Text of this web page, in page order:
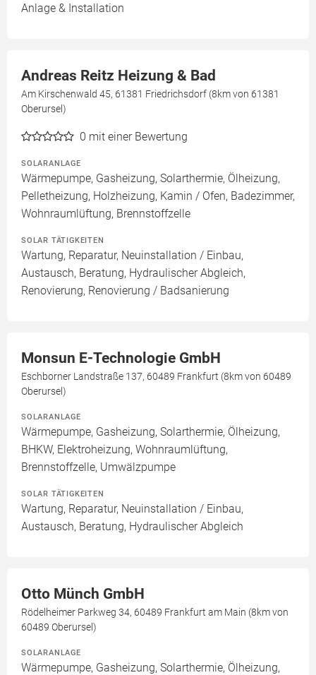
Anlage & Installation
Andreas Reitz Heizung & Bad
Am Kirschenwald 45, 61381 Friedrichsdorf (8km von 61381
Oberursel)
0 mit einer Bewertung
SOLARANLAGE
Wärmepumpe, Gasheizung, Solarthermie, Ölheizung,
Pelletheizung, Holzheizung, Kamin / Ofen, Badezimmer,
Wohnraumlüftung, Brennstoffzelle
SOLAR TÄTIGKEITEN
Wartung, Reparatur, Neuinstallation / Einbau,
Austausch, Beratung, Hydraulischer Abgleich,
Renovierung, Renovierung / Badsanierung
Monsun E-Technologie GmbH
Eschborner Landstraße 137, 60489 Frankfurt (8km von 60489
Oberursel)
SOLARANLAGE
Wärmepumpe, Gasheizung, Solarthermie, Ölheizung,
BHKW, Elektroheizung, Wohnraumlüftung,
Brennstoffzelle, Umwälzpumpe
SOLAR TÄTIGKEITEN
Wartung, Reparatur, Neuinstallation / Einbau,
Austausch, Beratung, Hydraulischer Abgleich
Otto Münch GmbH
Rödelheimer Parkweg 34, 60489 Frankfurt am Main (8km von
60489 Oberursel)
SOLARANLAGE
Wärmepumpe, Gasheizung, Solarthermie, Ölheizung,